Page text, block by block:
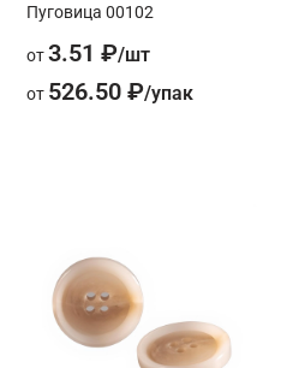
Пуговица 00102
от3.51 ₽
от 526.50 ₽